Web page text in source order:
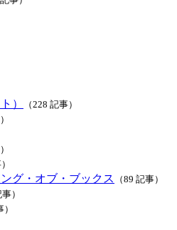
） （228 記事）
グ・オブ・ブックス （89 記事）
）